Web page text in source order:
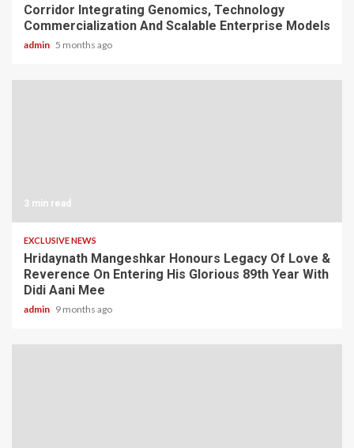
Corridor Integrating Genomics, Technology
Commercialization And Scalable Enterprise Models
admin 5 months ago
3 min read
EXCLUSIVE NEWS
Hridaynath Mangeshkar Honours Legacy Of Love &
Reverence On Entering His Glorious 89th Year With
Didi Aani Mee
admin 9 months ago